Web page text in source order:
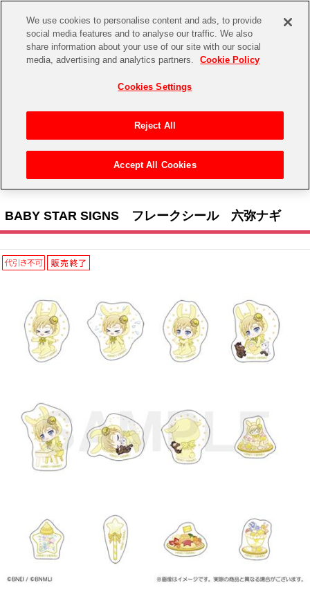
CHANNEL STORE EVENT
ゲーム 電子書籍
CD / Blu-ray
EVENT
ASOBI TICKET ASOBI STAGE
その他先行受付
アイドルマスターシリーズ
アイドルマスター
アイドルマスター シャイニーカラーズ
学園アイドルマスター
プロジェクトアイマス ヴイアライヴ
鉄拳
太鼓の達人
パックマン
ナムコクラシック
イベントグッズ
トイ・ホビー
> キャラクター > アイドリッシュセブン > BABY STAR SIGNS フレークシール 六
BABY STAR SIGNS フレークシール 六弥ナギ
We use cookies to personalise content and ads, to provide
social media features and to analyse our traffic. We also
share information about your use of our site with our social
media, advertising and analytics partners.
Cookie Policy
Cookies Settings
Reject All
Accept All Cookies